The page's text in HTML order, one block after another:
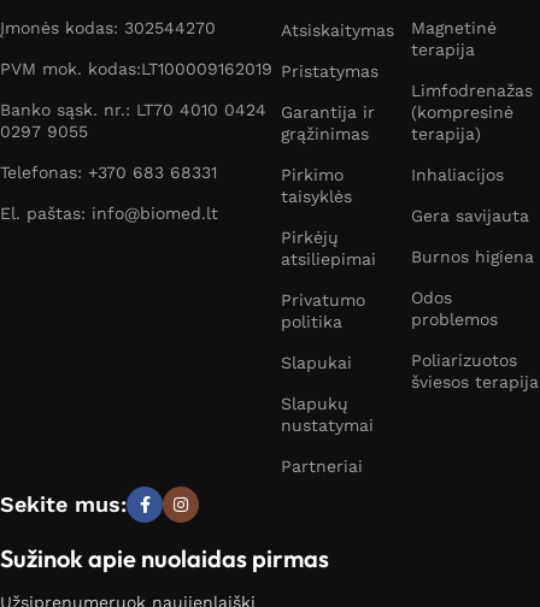
Įmonės kodas: 302544270
PVM mok. kodas:LT100009162019
Banko sąsk. nr.: LT70 4010 0424
0297 9055
Telefonas: +370 683 68331
El. paštas: info@biomed.lt
Atsiskaitymas
Pristatymas
Garantija ir
grąžinimas
Pirkimo
taisyklės
Pirkėjų
atsiliepimai
Privatumo
politika
Slapukai
Slapukų
nustatymai
Partneriai
Magnetinė
terapija
Limfodrenažas
(kompresinė
terapija)
Inhaliacijos
Gera savijauta
Burnos higiena
Odos
problemos
Poliarizuotos
šviesos terapija
Sekite mus:
Sužinok apie nuolaidas pirmas
Užsiprenumeruok naujienlaiškį